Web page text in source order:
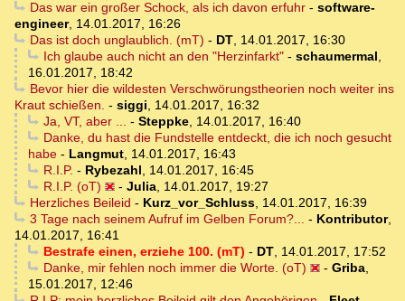
Das war ein großer Schock, als ich davon erfuhr- software-
engineer, 14.01.2017, 16:26
Das ist doch unglaublich. (mT) - DT, 14.01.2017, 16:30
Ich glaube auch nicht an den "Herzinfarkt"- schaumermal,
16.01.2017, 18:42
Bevor hier die wildesten Verschwörungstheorien noch weiter ins
Kraut schießen. - siggi, 14.01.2017, 16:32
Ja, VT, aber ... - Steppke, 14.01.2017, 16:40
Danke, du hast die Fundstelle entdeckt, die ich noch gesucht
habe - Langmut, 14.01.2017, 16:43
R.I.P. - Rybezahl, 14.01.2017, 16:45
R.I.P. (oT)
- Julia, 14.01.2017, 19:27
Herzliches Beileid - Kurz_vor_Schluss, 14.01.2017, 16:39
3 Tage nach seinem Aufruf im Gelben Forum?... - Kontributor,
14.01.2017, 16:41
Bestrafe einen, erziehe 100. (mT) - DT, 14.01.2017, 17:52
Danke, mir fehlen noch immer die Worte. (oT)
- Griba,
15.01.2017, 12:46